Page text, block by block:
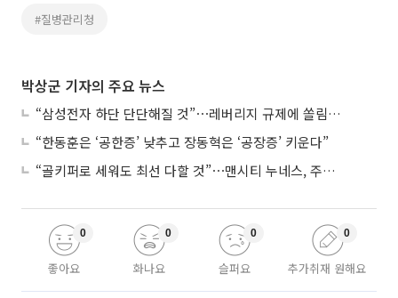
#질병관리청
박상군 기자의 주요 뉴스
“삼성전자 하단 단단해질 것”⋯레버리지 규제에 쏠림 완화
“한동훈은 ‘공한증’ 낮추고 장동혁은 ‘공장증’ 키운다”
“골키퍼로 세워도 최선 다할 것”⋯맨시티 누네스, 주전 경쟁 각오
좋아요
0
화나요
0
슬퍼요
0
추가취재 원해요
0